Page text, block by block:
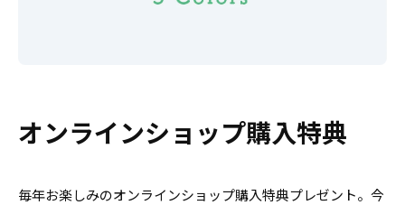
オンラインショップ購入特典
毎年お楽しみのオンラインショップ購入特典プレゼント。今